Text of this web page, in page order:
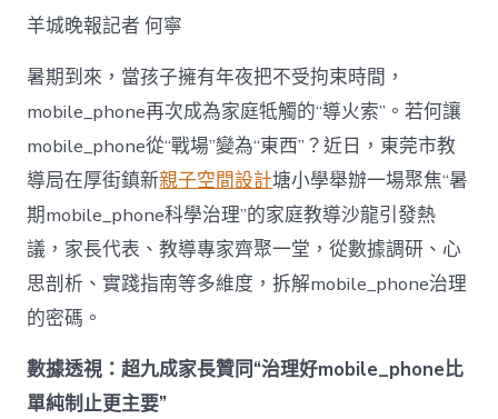
治
理
難
題？
讓
mobilJIUYI
俱
意
空
間
設
成
為
羊城晚報記者 何寧
暑期到來，當孩子擁有年夜把不受拘束時間，
mobile_phone再次成為家庭牴觸的“導火索”。若何讓
mobile_phone從“戰場”變為“東西”？近日，東莞市教
導局在厚街鎮新親子空間設計塘小學舉辦一場聚焦“暑
期mobile_phone科學治理”的家庭教導沙龍引發熱
議，家長代表、教導專家齊聚一堂，從數據調研、心
思剖析、實踐指南等多維度，拆解mobile_phone治理
的密碼。
數據透視：超九成家長贊同“治理好mobile_phone比
單純制止更主要”